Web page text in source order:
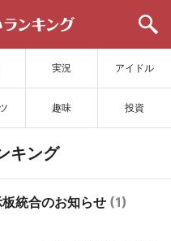
実況 アイドル
趣味 投資
更新
キング
板統合のお知らせ (1)